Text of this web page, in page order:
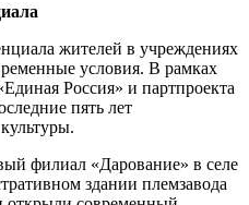
жителей в учреждениях
условия. В рамках
Россия» и партпроекта
пять лет
филиал «Дарование» в селе
здании племзавода